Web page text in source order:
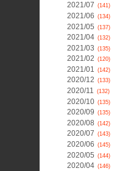
2021/07 (141)
2021/06 (134)
2021/05 (137)
2021/04 (132)
2021/03 (135)
2021/02 (120)
2021/01 (142)
2020/12 (133)
2020/11 (132)
2020/10 (135)
2020/09 (135)
2020/08 (142)
2020/07 (143)
2020/06 (145)
2020/05 (144)
2020/04 (146)